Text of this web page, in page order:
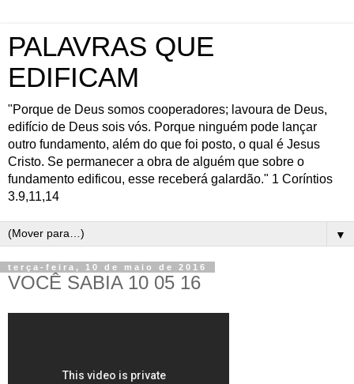
PALAVRAS QUE
EDIFICAM
"Porque de Deus somos cooperadores; lavoura de Deus,
edifício de Deus sois vós. Porque ninguém pode lançar
outro fundamento, além do que foi posto, o qual é Jesus
Cristo. Se permanecer a obra de alguém que sobre o
fundamento edificou, esse receberá galardão." 1 Coríntios
3.9,11,14
▼
terça-feira, 10 de maio de 2016
VOCÊ SABIA 10 05 16